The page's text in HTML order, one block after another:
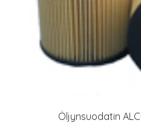
Öljynsuodatin